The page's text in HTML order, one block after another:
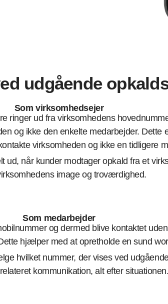
udgående
Som virksomhedsejer
ringer ud fra virksomhedens
og ikke den enkelte medarbejder.
virksomheden og ikke en tidligere
ud, når kunder modtager opkald fra et
image og troværdighed.
Som medarbejder
og dermed blive kontaktet
hjælper med at opretholde en sund
hvilket nummer, der vises ved
kommunikation, alt efter situationen.